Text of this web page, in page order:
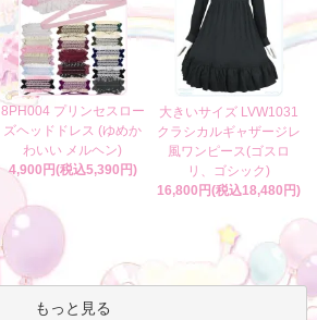
8PH004 プリンセスロー
ズヘッドドレス (ゆめか
わいい メルヘン)
4,900円(税込5,390円)
大きいサイズ LVW1031
クラシカルギャザージレ
風ワンピース(ゴスロ
リ、ゴシック)
16,800円(税込18,480円)
もっと見る